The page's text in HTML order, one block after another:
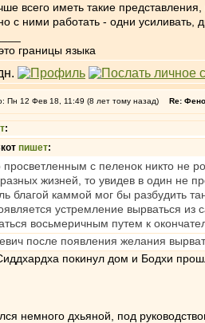
всего иметь такие
ними работать - одни усиливать,
границы языка
Пн 12 Фев 18, 11:49 (8 лет тому назад) Re:
:
пишет:
просветленным с пеленок никто не
жизней, то увидев в один не
благой каммой мог бы разбудить
устремление вырваться из
восьмеричным путем к
после появления желания
покинул дом и Бодхи
немного дхьяной, под